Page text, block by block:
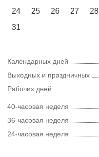
24
25 26 27 28
31
Календарных дней
Выходных и праздничных
Рабочих дней
40-часовая неделя
36-часовая неделя
24-часовая неделя